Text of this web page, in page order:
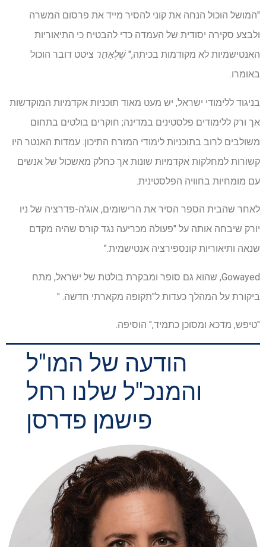
"המושל הוכול הנחה את קוני להסיר מייד את פרסום המשרה
ולבצע סקירה יסודית של העמדה כדי להבטיח כי התיאוריות
האנטישמיות לא מקודמות בכיתה," שֶׁלְאַחַר ציטט דובר הוכול
באומרו.
בניגוד ללימודי ישראל, יש מעט מאוד תוכניות אקדמיות המוקדשות
אך ורק ללימודים פלסטינים במדינה; חוקרים בולטים בתחום
משולבים לרוב בתוכניות לימודי המזרח התיכון. עמדות האנטר היו
קשורות למחלקות אקדמיות שונות אך כחלק מאשכול של אנשים
עם מומחיות בחוויה הפלסטינית.
לאחר שהבית הספר הסיר את הרישומים, אוג'ה-פדרציה של ניו
יורק שיבחה אותה על "פעולה מכריעה נגד קורס שהיה מקדם
שנאה ותיאוריות קונספירציה אנטישמית."
Gowayed, שהוא גם סופר ומבקרת בולטת של ישראל, מתח
ביקורת על המהלך כעדות ל"תקופה מקארתי חדשה. "
"טיפש, מדכא ומסוכן כתמיד," הוסיפה.
הודעה של המו"ל
והמנכ"ל שלנו רחל
פישמן פדרסן